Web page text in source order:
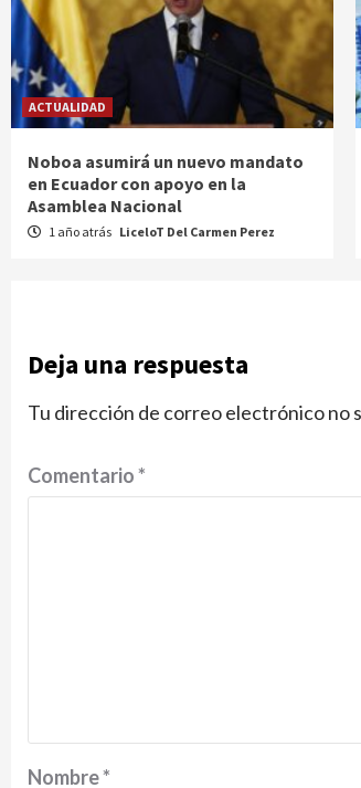
ACTUALIDAD
Noboa asumirá un nuevo mandato
en Ecuador con apoyo en la
Asamblea Nacional
1 año atrás LiceloT Del Carmen Perez
Deja una respuesta
Tu dirección de correo electrónico no
Comentario*
Nombre*